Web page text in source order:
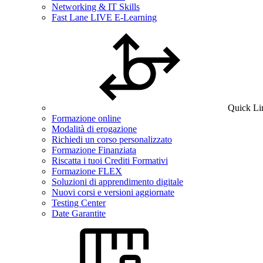
Networking & IT Skills
Fast Lane LIVE E-Learning
Quick
Formazione online
Modalità di erogazione
Richiedi un corso personalizzato
Formazione Finanziata
Riscatta i tuoi Crediti Formativi
Formazione FLEX
Soluzioni di apprendimento digitale
Nuovi corsi e versioni aggiornate
Testing Center
Date Garantite